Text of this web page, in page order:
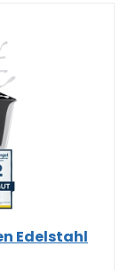
Edelstahl